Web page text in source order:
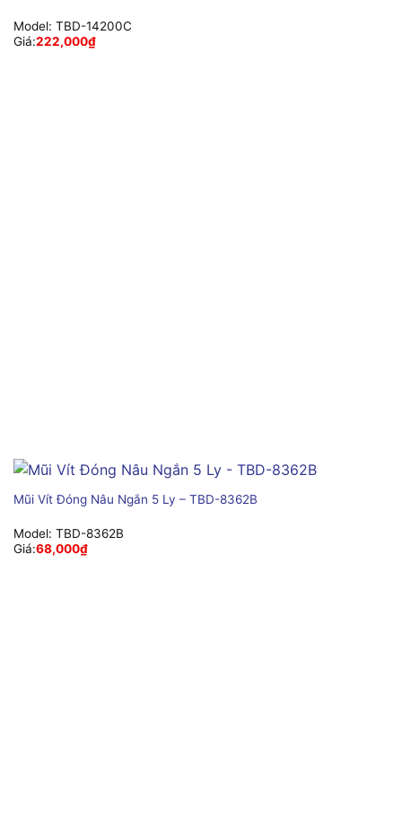
Model: TBD-14200C
Giá:222,000₫
Mũi Vít Đóng Nâu Ngắn 5 Ly – TBD-8362B
Model: TBD-8362B
Giá:68,000₫